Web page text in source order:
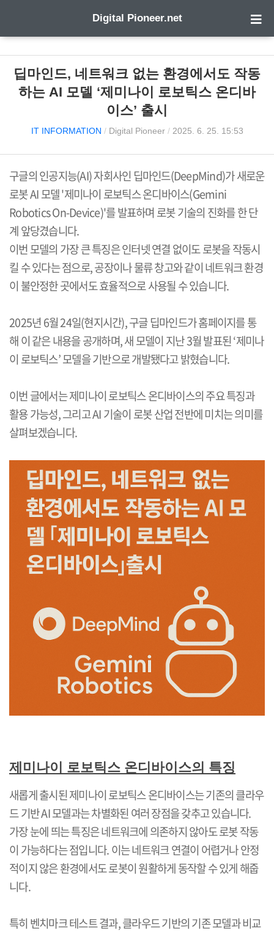
Digital Pioneer.net
딥마인드, 네트워크 없는 환경에서도 작동
하는 AI 모델 ‘제미나이 로보틱스 온디바
이스’ 출시
IT INFORMATION / Digital Pioneer/ 2025. 6. 25. 15:53
구글의 인공지능(AI)자회사인 딥마인드(DeepMind)가 새로운
로봇AI모델'제미나이 로보틱스 온디바이스(Gemini
Robotics On-Device)'를 발표하며 로봇 기술의 진화를 한 단
계 앞당겼습니다.
이번 모델의 가장 큰 특징은 인터넷 연결 없이도 로봇을 작동시
킬 수 있다는 점으로,공장이나 물류 창고와 같이 네트워크 환경
이 불안정한 곳에서도 효율적으로 사용될 수 있습니다.
2025년6월24일(현지시간),구글 딥마인드가 홈페이지를 통
해 이 같은 내용을 공개하며,새 모델이 지난3월 발표된‘제미나
이 로보틱스’모델을 기반으로 개발됐다고 밝혔습니다.
이번 글에서는 제미나이 로보틱스 온디바이스의 주요 특징과
활용 가능성,그리고AI기술이 로봇 산업 전반에 미치는 의미를
살펴보겠습니다.
제미나이 로보틱스 온디바이스의 특징
새롭게 출시된 제미나이 로보틱스 온디바이스는 기존의 클라우
드 기반AI모델과는 차별화된 여러 장점을 갖추고 있습니다.
가장 눈에 띄는 특징은 네트워크에 의존하지 않아도 로봇 작동
이 가능하다는 점입니다.이는 네트워크 연결이 어렵거나 안정
적이지 않은 환경에서도 로봇이 원활하게 동작할 수 있게 해줍
니다.
특히 벤치마크 테스트 결과,클라우드 기반의 기존 모델과 비교